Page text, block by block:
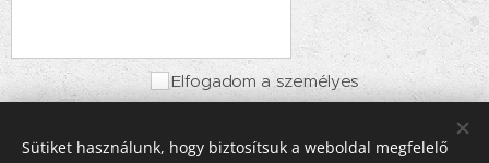
Elfogadom a személyes
történő feldolgozását
Sütiket használunk, hogy biztosítsuk a weboldal megfelelő